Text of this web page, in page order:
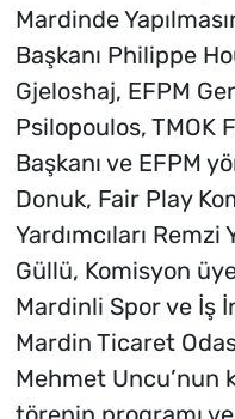
Mardinde
Başkanı Philippe
Gjeloshaj, EFPM
Psilopoulos, TMOK
Başkanı ve EFPM
Donuk, Fair Play
Yardımcıları
Güllü, Komisyon
Mardinli Spor ve İş
Mardin Ticaret
Mehmet Uncu’nun